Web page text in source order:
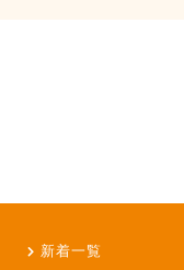
新着一覧